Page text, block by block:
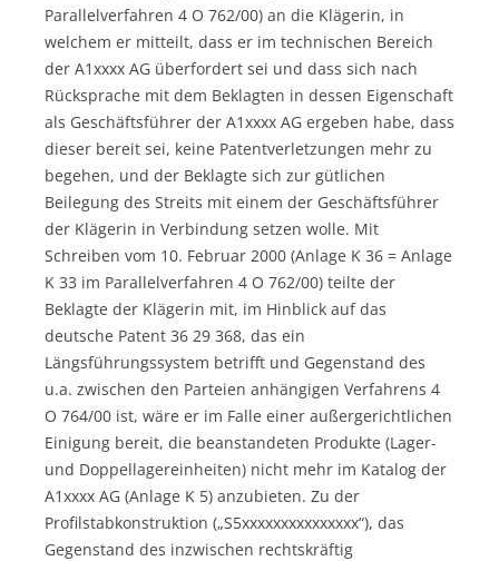
Parallelverfahren 4 O 762/00) an die Klägerin, in
welchem er mitteilt, dass er im technischen Bereich
der A1xxxx AG überfordert sei und dass sich nach
Rücksprache mit dem Beklagten in dessen Eigenschaft
als Geschäftsführer der A1xxxx AG ergeben habe, dass
dieser bereit sei, keine Patentverletzungen mehr zu
begehen, und der Beklagte sich zur gütlichen
Beilegung des Streits mit einem der Geschäftsführer
der Klägerin in Verbindung setzen wolle. Mit
Schreiben vom 10. Februar 2000 (Anlage K 36 = Anlage
K 33 im Parallelverfahren 4 O 762/00) teilte der
Beklagte der Klägerin mit, im Hinblick auf das
deutsche Patent 36 29 368, das ein
Längsführungssystem betrifft und Gegenstand des
u.a. zwischen den Parteien anhängigen Verfahrens 4
O 764/00 ist, wäre er im Falle einer außergerichtlichen
Einigung bereit, die beanstandeten Produkte (Lager-
und Doppellagereinheiten) nicht mehr im Katalog der
A1xxxx AG (Anlage K 5) anzubieten. Zu der
Profilstabkonstruktion („S5xxxxxxxxxxxxxxx“), das
Gegenstand des inzwischen rechtskräftig